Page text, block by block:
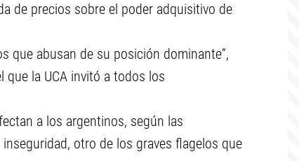
de precios sobre el poder adquisitivo de
que abusan de su posición dominante”,
la UCA invitó a todos los
a los argentinos, según las
otro de los graves flagelos que